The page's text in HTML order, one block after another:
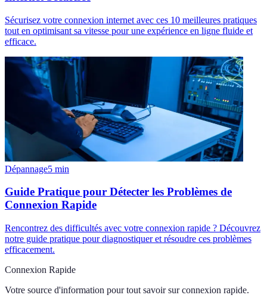
Sécurisez votre connexion internet avec ces 10 meilleures pratiques
tout en optimisant sa vitesse pour une expérience en ligne fluide et
efficace.
Dépannage5 min
Guide Pratique pour Détecter les Problèmes de
Connexion Rapide
Rencontrez des difficultés avec votre connexion rapide ? Découvrez
notre guide pratique pour diagnostiquer et résoudre ces problèmes
efficacement.
Connexion Rapide
Votre source d'information pour tout savoir sur connexion rapide.